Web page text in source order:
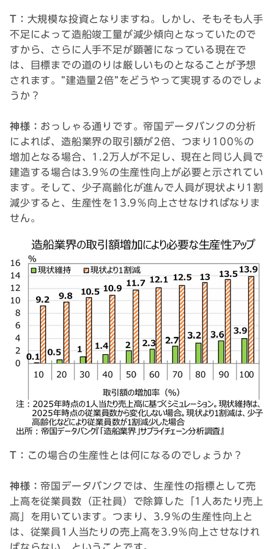
T： 大規模な投資となりますね。しかし、そもそも人手
不足によって造船竣工量が減少傾向となっていたので
すから、さらに人手不足が顕著になっている現在で
は、目標までの道のりは厳しいものとなることが予想
されます。”建造量2倍”をどうやって実現するのでしょ
うか？
神様： おっしゃる通りです。帝国データバンクの分析
によれば、造船業界の取引額が2倍、つまり100％の
増加となる場合、1.2万人が不足し、現在と同じ人員で
建造する場合は3.9％の生産性向上が必要と示されてい
ます。そして、少子高齢化が進んで人員が現状より1割
減少すると、生産性を13.9％向上させなければなりま
せん。
T： この場合の生産性とは何になるのでしょうか？
神様：帝国データバンクでは、生産性の指標として売
上高を従業員数（正社員）で除算した「1人あたり売上
高」を用いています。つまり、3.9％の生産性向上と
は、従業員1人当たりの売上高を3.9％向上させなけれ